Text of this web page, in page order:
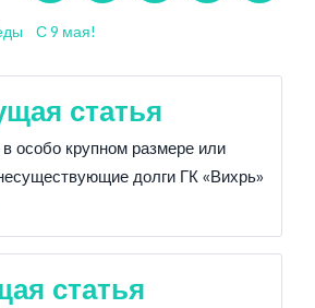
С 9 мая!
статья
особо крупном размере или
долги ГК «Вихрь»
статья